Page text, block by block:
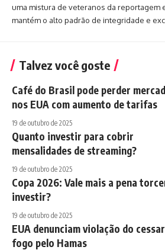
uma mistura de veteranos da reportagem
mantém o alto padrão de integridade e
Talvez você goste
Café do Brasil pode perder
nos EUA com aumento de tarifas
19 de outubro de 2025
Quanto investir para cobrir
mensalidades de streaming?
19 de outubro de 2025
Copa 2026: Vale mais a pena
investir?
19 de outubro de 2025
EUA denunciam violação do
fogo pelo Hamas